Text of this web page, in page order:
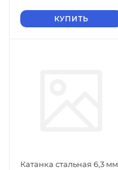
КУПИТЬ
Катанка стальная 6,3 мм